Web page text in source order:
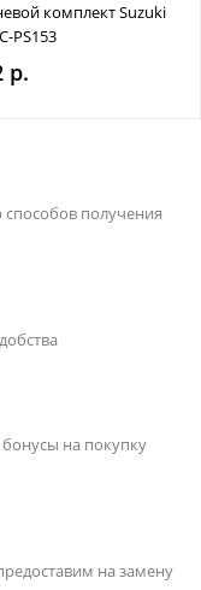
комплект Suzuki
PS153
р.
получения
на покупку
на замену